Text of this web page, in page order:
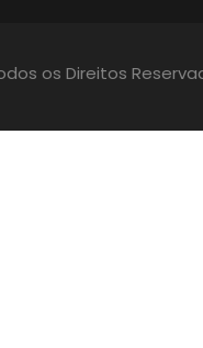
os Direitos